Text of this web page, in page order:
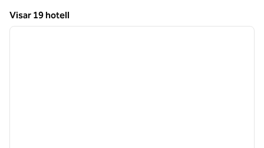
Visar 19 hotell
Visar 19 hotell
1 av 12
nästa